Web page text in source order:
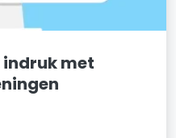
indruk met